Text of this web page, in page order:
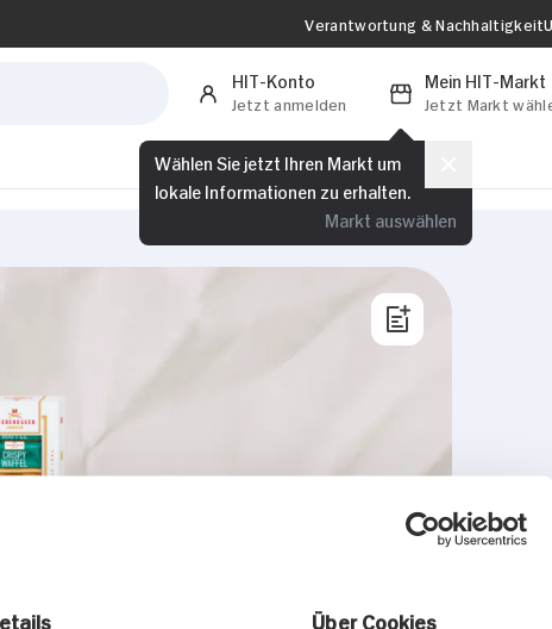
Über Cookies
Verantwortung & Nachhaltigkeit
HIT-Konto
Jetzt anmelden
Mein HIT-Markt
Jetzt Markt
Wählen Sie jetzt Ihren Markt um
lokale Informationen zu erhalten.
Markt auswählen